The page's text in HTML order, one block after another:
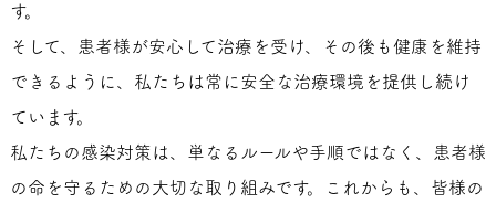
す。
そして、患者様が安心して治療を受け、その後も健康を維持
できるように、私たちは常に安全な治療環境を提供し続け
ています。
私たちの感染対策は、単なるルールや手順ではなく、患者様
の命を守るための大切な取り組みです。これからも、皆様の